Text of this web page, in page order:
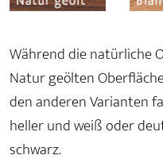
Während die natürliche
Natur geölten
den anderen Varianten
heller und weiß oder
schwarz.